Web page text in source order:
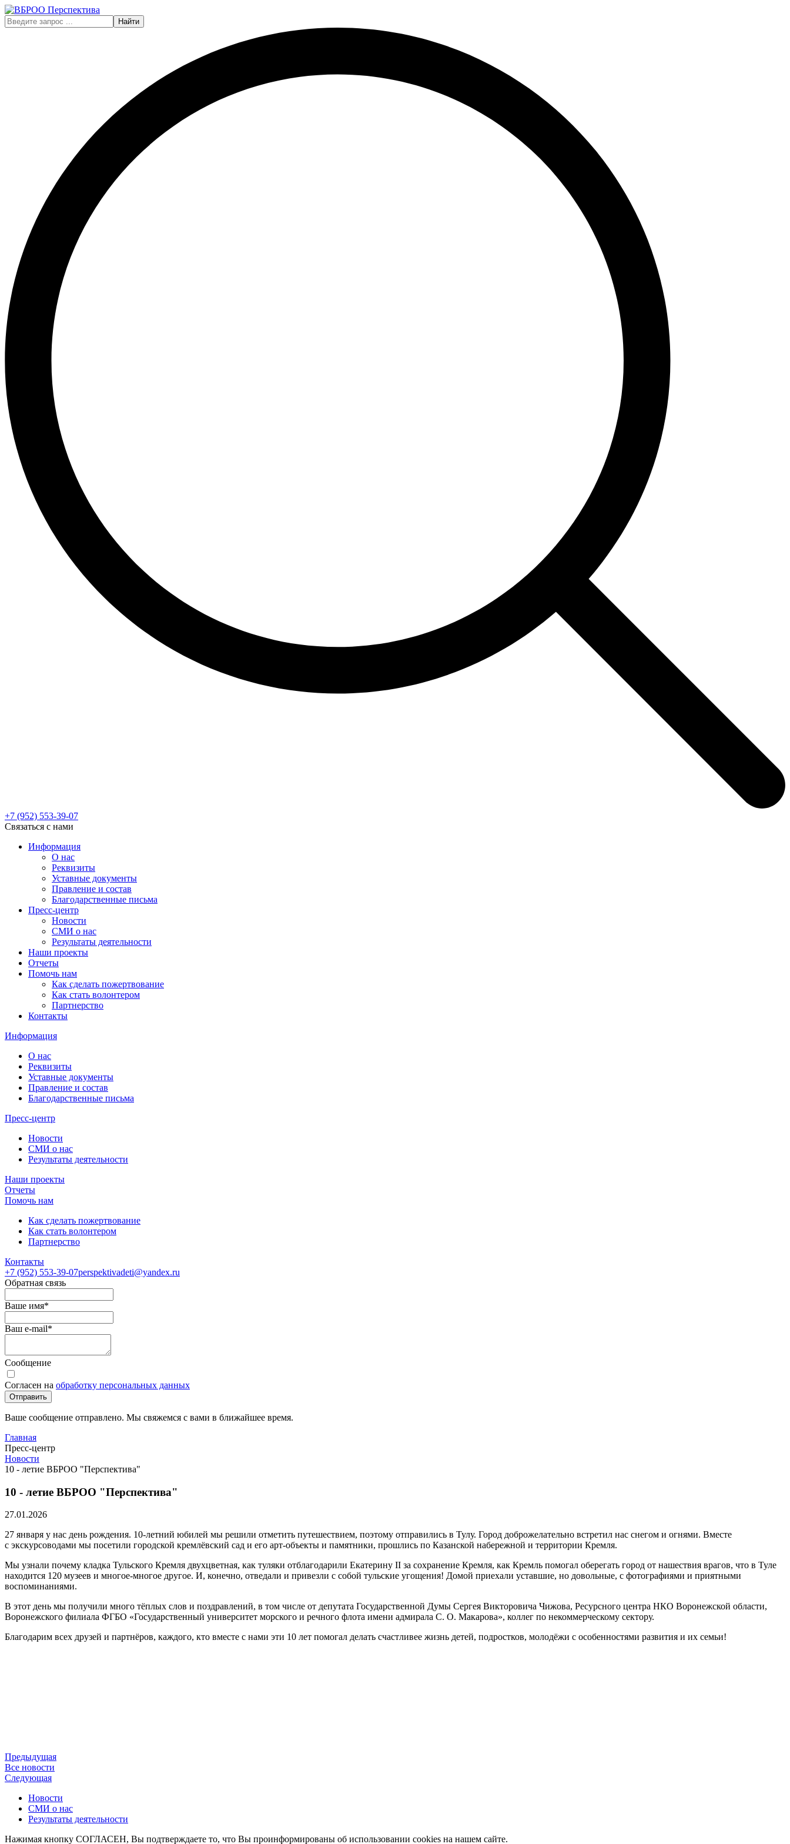
Найти
+7 (952) 553-39-07
Связаться с нами
Информация
О нас
Реквизиты
Уставные документы
Правление и состав
Благодарственные письма
Пресс-центр
Новости
СМИ о нас
Результаты деятельности
Наши проекты
Отчеты
Помочь нам
Как сделать пожертвование
Как стать волонтером
Партнерство
Контакты
Информация
О нас
Реквизиты
Уставные документы
Правление и состав
Благодарственные письма
Пресс-центр
Новости
СМИ о нас
Результаты деятельности
Наши проекты
Отчеты
Помочь нам
Как сделать пожертвование
Как стать волонтером
Партнерство
Контакты
+7 (952) 553-39-07perspektivadeti@yandex.ru
Обратная связь
Ваше имя*
Ваш e-mail*
Сообщение
Согласен на обработку персональных данных
Отправить
Ваше сообщение отправлено. Мы свяжемся с вами в ближайшее время.
Главная
Пресс-центр
Новости
10 - летие ВБРОО "Перспектива"
10 - летие ВБРОО "Перспектива"
27.01.2026
27 января у нас день рождения. 10-летний юбилей мы решили отметить путешествием, поэтому отправились в Тулу. Город доброжелательно встретил нас снегом и огнями. Вместе
с экскурсоводами мы посетили городской кремлёвский сад и его арт-объекты и памятники, прошлись по Казанской набережной и территории Кремля.
Мы узнали почему кладка Тульского Кремля двухцветная, как туляки отблагодарили Екатерину II за сохранение Кремля, как Кремль помогал оберегать город от нашествия врагов, что в Туле
находится 120 музеев и многое-многое другое. И, конечно, отведали и привезли с собой тульские угощения! Домой приехали уставшие, но довольные, с фотографиями и приятными
воспоминаниями.
В этот день мы получили много тёплых слов и поздравлений, в том числе от депутата Государственной Думы Сергея Викторовича Чижова, Ресурсного центра НКО Воронежской области,
Воронежского филиала ФГБО «Государственный университет морского и речного флота имени адмирала С. О. Макарова», коллег по некоммерческому сектору.
Благодарим всех друзей и партнёров, каждого, кто вместе с нами эти 10 лет помогал делать счастливее жизнь детей, подростков, молодёжи с особенностями развития и их семьи!
Предыдущая
Все новости
Следующая
Новости
СМИ о нас
Результаты деятельности
Нажимая кнопку СОГЛАСЕН, Вы подтверждаете то, что Вы проинформированы об использовании cookies на нашем сайте.